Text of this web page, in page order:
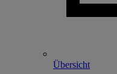
Übersicht